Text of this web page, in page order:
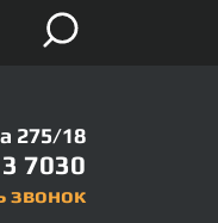
275/18
7030
звонок